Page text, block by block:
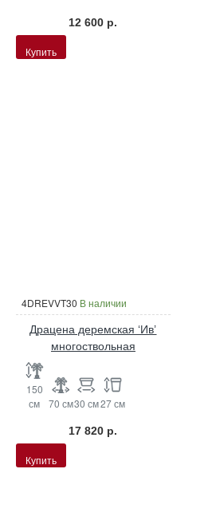
12 600 р.
Купить
4DREVVT30 В наличии
Драцена деремская ‘Ив’
многоствольная
150
см
70 см30 см27 см
17 820 р.
Купить